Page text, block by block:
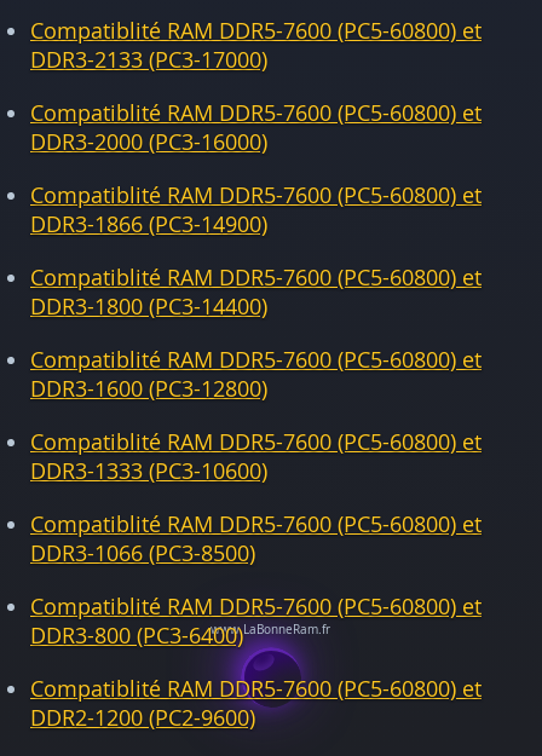
Compatiblité RAM DDR5-7600 (PC5-60800) et
DDR3-2133 (PC3-17000)
Compatiblité RAM DDR5-7600 (PC5-60800) et
DDR3-2000 (PC3-16000)
Compatiblité RAM DDR5-7600 (PC5-60800) et
DDR3-1866 (PC3-14900)
Compatiblité RAM DDR5-7600 (PC5-60800) et
DDR3-1800 (PC3-14400)
Compatiblité RAM DDR5-7600 (PC5-60800) et
DDR3-1600 (PC3-12800)
Compatiblité RAM DDR5-7600 (PC5-60800) et
DDR3-1333 (PC3-10600)
Compatiblité RAM DDR5-7600 (PC5-60800) et
DDR3-1066 (PC3-8500)
Compatiblité RAM DDR5-7600 (PC5-60800) et
DDR3-800 (PC3-6400)
Compatiblité RAM DDR5-7600 (PC5-60800) et
DDR2-1200 (PC2-9600)